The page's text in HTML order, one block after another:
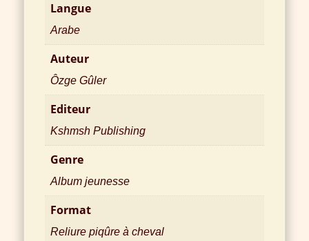
Langue
Arabe
Auteur
Ôzge Gûler
Editeur
Kshmsh Publishing
Genre
Album jeunesse
Format
Reliure piqûre à cheval